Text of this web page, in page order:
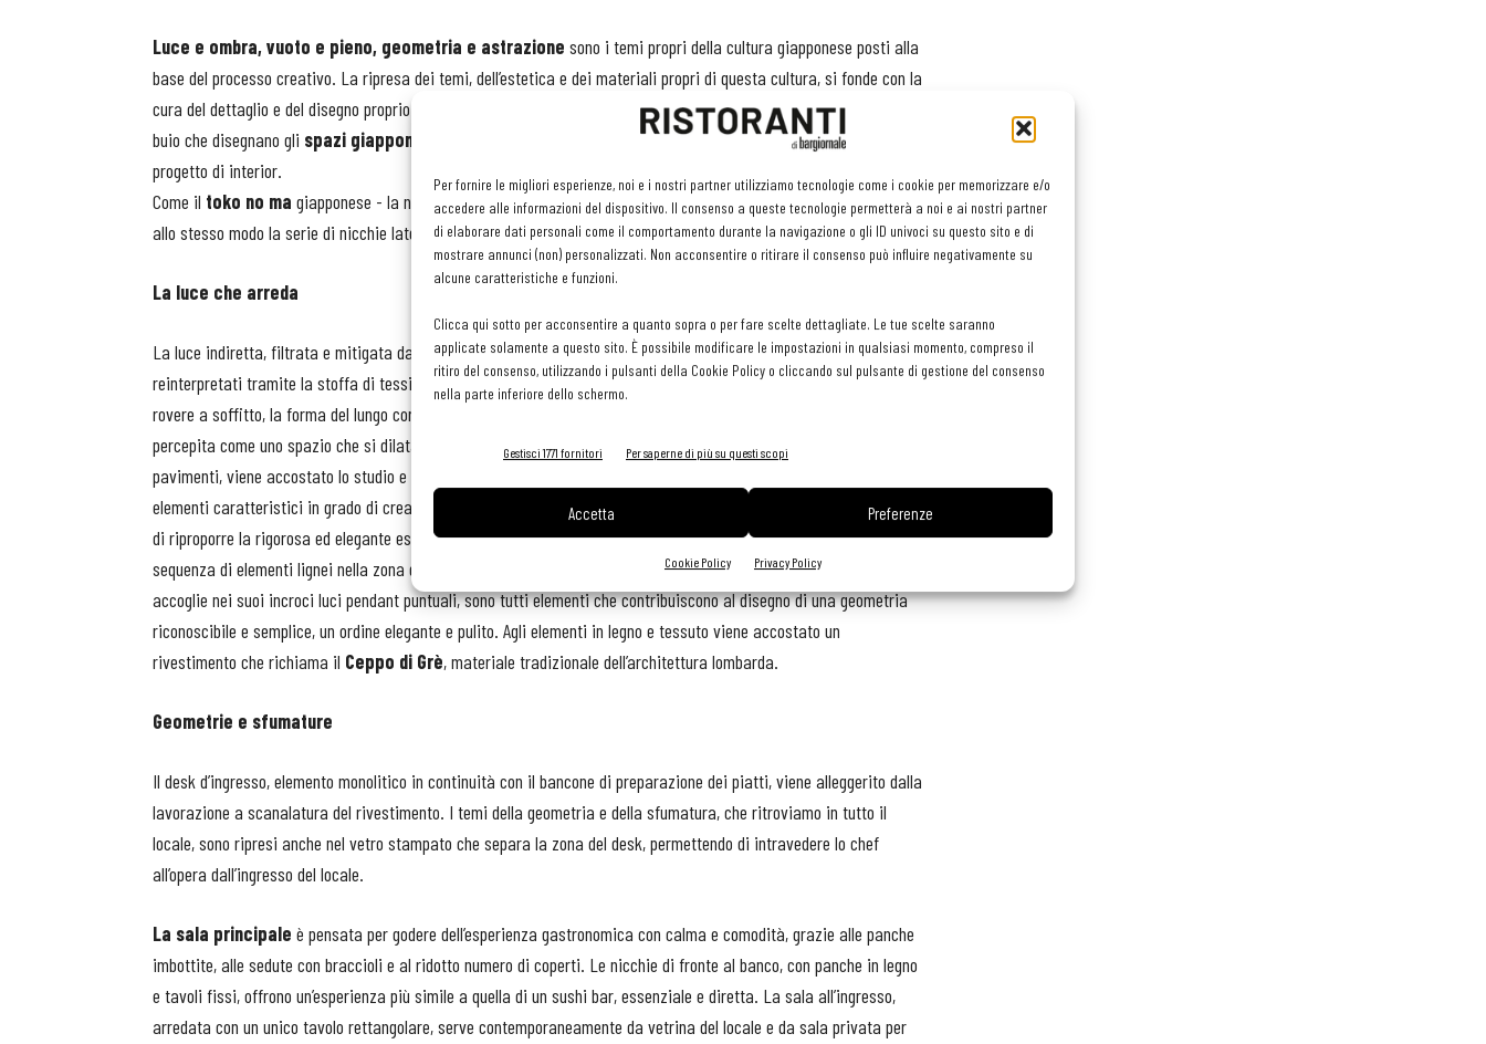
Per fornire le migliori esperienze, noi e i nostri partner utilizziamo tecnologie come i cookie per memorizzare e/o
accedere alle informazioni del dispositivo. Il consenso a queste tecnologie permetterà a noi e ai nostri partner
di elaborare dati personali come il comportamento durante la navigazione o gli ID univoci su questo sito e di
mostrare annunci (non) personalizzati. Non acconsentire o ritirare il consenso può influire negativamente su
alcune caratteristiche e funzioni.
Clicca qui sotto per acconsentire a quanto sopra o per fare scelte dettagliate. Le tue scelte saranno
applicate solamente a questo sito. È possibile modificare le impostazioni in qualsiasi momento, compreso il
ritiro del consenso, utilizzando i pulsanti della Cookie Policy o cliccando sul pulsante di gestione del consenso
nella parte inferiore dello schermo.
Gestisci 1771 fornitori Per saperne di più su questi scopi
Accetta Preferenze
Cookie Policy Privacy Policy
Luce e ombra, vuoto e pieno, geometria e astrazione sono i temi propri della cultura giapponese posti alla
base del processo creativo. La ripresa dei temi, dell’estetica e dei materiali propri di questa cultura, si fonde con la
cura del dettaglio e del disegno proprio della tradizione progettuale e artigiana italiana. Le infinite gradazioni del
buio che disegnano gli spazi giapponesi
e che ne determinano l’eleganza senza tempo, vengono riproposte nel
progetto di interior.
Come il toko no ma giapponese - la nicchia sacra presente in ogni casa - aggiunge al buio una dimensione cava,
allo stesso modo la serie di nicchie laterali permette di disegnare sfumature d’ombra.
La luce che arreda
La luce indiretta, filtrata e mitigata dalla carta opalescente dello shōji, viene ricreata tramite telai luminosi qui
reinterpretati tramite la stoffa di tessitura lombarda. Grazie alle nicchie e alla sequenza di elementi in legno di
rovere a soffitto, la forma del lungo corridoio che dall’ingresso conduce alla sala principale viene dissimulata e
percepita come uno spazio che si dilata e si restringe. Alla neutralità delle tinte e del disegno delle pareti e dei
pavimenti, viene accostato lo studio e la progettazione dei soffitti, diversi per ogni ambiente, che diventano
elementi caratteristici in grado di creare una relazione con lo spazio e di limitarlo geometricamente, con l’obiettivo
di riproporre la rigorosa ed elegante estetica giapponese. I pannelli opalescenti che illuminano dall’alto l’ingresso, la
sequenza di elementi lignei nella zona delle nicchie, il soffitto cassettonato in legno della sala principale che
accoglie nei suoi incroci luci pendant puntuali, sono tutti elementi che contribuiscono al disegno di una geometria
riconoscibile e semplice, un ordine elegante e pulito. Agli elementi in legno e tessuto viene accostato un
rivestimento che richiama il Ceppo di Grè, materiale tradizionale dell’architettura lombarda.
Geometrie e sfumature
Il desk d’ingresso, elemento monolitico in continuità con il bancone di preparazione dei piatti, viene alleggerito dalla
lavorazione a scanalatura del rivestimento. I temi della geometria e della sfumatura, che ritroviamo in tutto il
locale, sono ripresi anche nel vetro stampato che separa la zona del desk, permettendo di intravedere lo chef
all’opera dall’ingresso del locale.
La sala principale è pensata per godere dell’esperienza gastronomica con calma e comodità, grazie alle panche
imbottite, alle sedute con braccioli e al ridotto numero di coperti. Le nicchie di fronte al banco, con panche in legno
e tavoli fissi, offrono un’esperienza più simile a quella di un sushi bar, essenziale e diretta. La sala all’ingresso,
arredata con un unico tavolo rettangolare, serve contemporaneamente da vetrina del locale e da sala privata per